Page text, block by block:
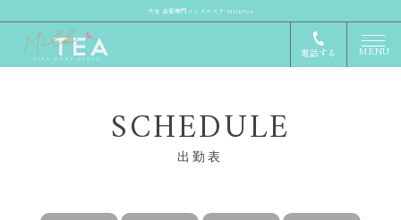
大分 出張専門メンズエステ MilkTea
電話する MENU
SCHEDULE
出勤表